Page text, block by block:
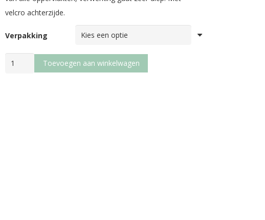
velcro achterzijde.
Verpakking
POETSVACHTToevoegen aan winkelwagen